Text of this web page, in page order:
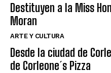
Destituyen a la Miss
Moran
ARTE Y CULTURA
Desde la ciudad de
de Corleone´s Pizza